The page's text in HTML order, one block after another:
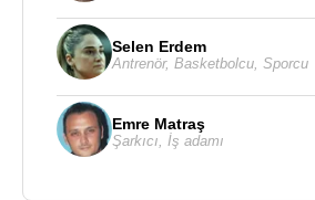
Selen Erdem
Antrenör, Basketbolcu Sporcu
Emre Matraş
Şarkıcı İş adamı